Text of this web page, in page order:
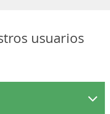
usuarios